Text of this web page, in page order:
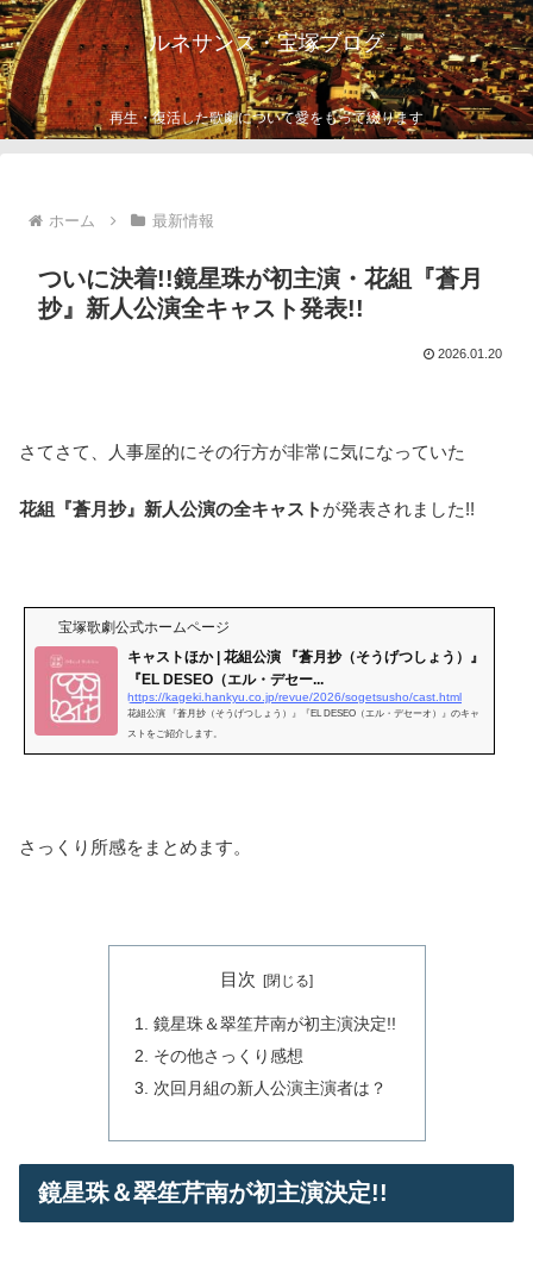
ルネサンス・宝塚ブログ
再生・復活した歌劇について愛をもって綴ります
ホーム 最新情報
ついに決着!!鏡星珠が初主演・花組『蒼月
抄』新人公演全キャスト発表!!
2026.01.20
さてさて、人事屋的にその行方が非常に気になっていた
花組『蒼月抄』新人公演の全キャスト が発表されました!!
宝塚歌劇公式ホームページ
キャストほか | 花組公演 『蒼月抄（そうげつしょう）』
『EL DESEO（エル・デセー...
https://kageki.hankyu.co.jp/revue/2026/sogetsusho/cast.html
花組公演 『蒼月抄（そうげつしょう）』『EL DESEO（エル・デセーオ）』のキャ
ストをご紹介します。
さっくり所感をまとめます。
目次
鏡星珠＆翠笙芹南が初主演決定!!
その他さっくり感想
次回月組の新人公演主演者は？
鏡星珠＆翠笙芹南が初主演決定!!